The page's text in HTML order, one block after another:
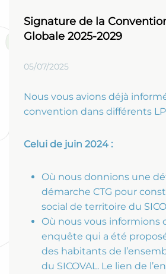
Signature de la
Globale 2025-2029
05/07/2025
Nous vous avions déjà
convention dans différents
Celui de juin 2024 :
Où nous donnions une
démarche CTG pour
social de territoire du
Où nous vous informions
enquête qui a été
des habitants de
du SICOVAL. Le lien de